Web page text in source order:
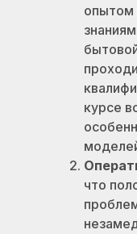
опытом
курсе
что